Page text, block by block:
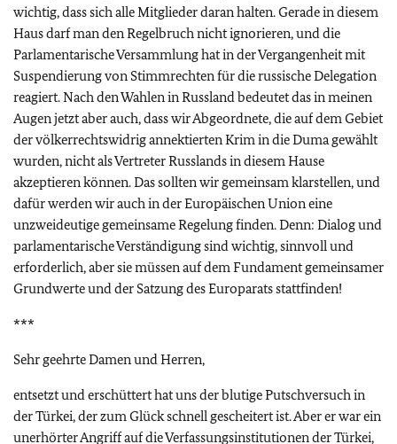
wichtig, dass sich alle Mitglieder daran halten. Gerade in diesem
Haus darf man den Regelbruch nicht ignorieren, und die
Parlamentarische Versammlung hat in der Vergangenheit mit
Suspendierung von Stimmrechten für die russische Delegation
reagiert. Nach den Wahlen in Russland bedeutet das in meinen
Augen jetzt aber auch, dass wir Abgeordnete, die auf dem Gebiet
der völkerrechtswidrig annektierten Krim in die Duma gewählt
wurden, nicht als Vertreter Russlands in diesem Hause
akzeptieren können. Das sollten wir gemeinsam klarstellen, und
dafür werden wir auch in der Europäischen Union eine
unzweideutige gemeinsame Regelung finden. Denn: Dialog und
parlamentarische Verständigung sind wichtig, sinnvoll und
erforderlich, aber sie müssen auf dem Fundament gemeinsamer
Grundwerte und der Satzung des Europarats stattfinden!
***
Sehr geehrte Damen und Herren,
entsetzt und erschüttert hat uns der blutige Putschversuch in
der Türkei, der zum Glück schnell gescheitert ist. Aber er war ein
unerhörter Angriff auf die Verfassungsinstitutionen der Türkei,